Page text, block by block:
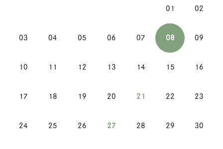
01 02
03 04 05 06 07 08 09
10 11 12 13 14 15 16
17 18 19 20 21 22 23
24 25 26 27 28 29 30